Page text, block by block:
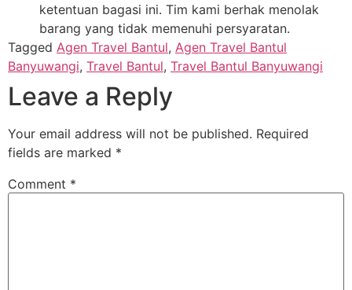
ketentuan bagasi ini. Tim kami berhak menolak
barang yang tidak memenuhi persyaratan.
Tagged Agen Travel Bantul, Agen Travel Bantul
Banyuwangi, Travel Bantul, Travel Bantul Banyuwangi
Leave a Reply
Your email address will not be published. Required
fields are marked *
Comment *